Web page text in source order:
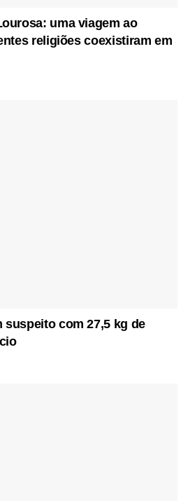
uma viagem ao
religiões coexistiram em
suspeito com 27,5 kg de